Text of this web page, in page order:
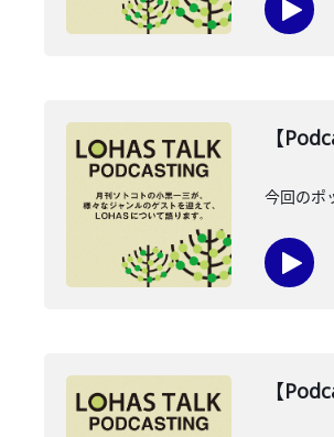
【
今回のポ
【